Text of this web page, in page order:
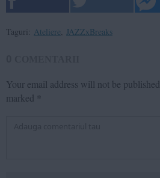
Taguri: Ateliere JAZZxBreaks
Your email address will not be published.
marked *